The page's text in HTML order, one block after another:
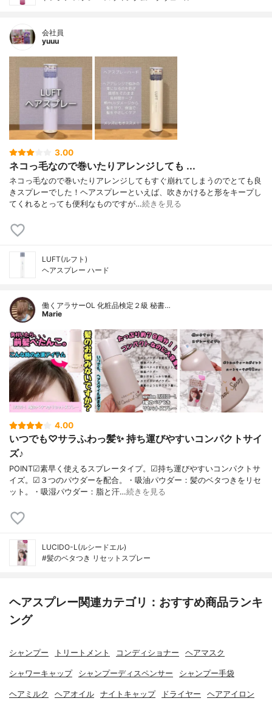
会社員
yuuu
3.00
ネコっ毛なので巻いたりアレンジしても ...
ネコっ毛なので巻いたりアレンジしてもすぐ崩れてしまうのでとても良
きスプレーでした！ヘアスプレーといえば、吹きかけると形をキープし
てくれるとっても便利なものですが…続きを見る
LUFT(ルフト)
ヘアスプレー ハード
働くアラサーOL 化粧品検定２級 秘書…
Marie
4.00
いつでも♡サラふわっ髪✨ 持ち運びやすいコンパクトサイ
ズ♪
POINT☑素早く使えるスプレータイプ。☑持ち運びやすいコンパクトサ
イズ。☑３つのパウダーを配合。・吸油パウダー：髪のベタつきをリセ
ット。・吸湿パウダー：脂と汗…続きを見る
LUCIDO-L(ルシードエル)
#髪のベタつき リセットスプレー
ヘアスプレー関連カテゴリ：おすすめ商品ランキ
ング
シャンプー トリートメント コンディショナー ヘアマスク
シャワーキャップ シャンプーディスペンサー シャンプー手袋
ヘアミルク ヘアオイル ナイトキャップ ドライヤー ヘアアイロン